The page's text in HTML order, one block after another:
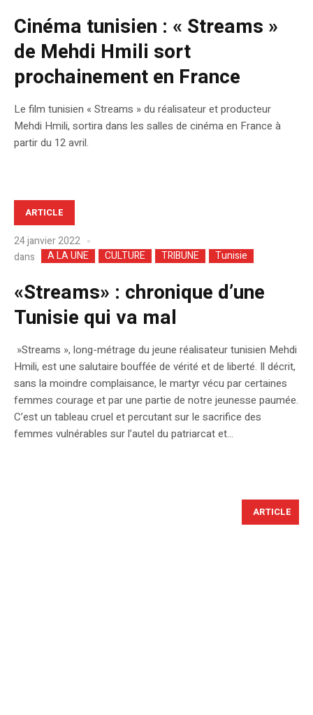
Cinéma tunisien : « Streams »
de Mehdi Hmili sort
prochainement en France
Le film tunisien « Streams » du réalisateur et producteur
Mehdi Hmili, sortira dans les salles de cinéma en France à
partir du 12 avril.
ARTICLE
24 janvier 2022
dans
A LA UNE CULTURE TRIBUNE Tunisie
«Streams» : chronique d’une
Tunisie qui va mal
»Streams », long-métrage du jeune réalisateur tunisien Mehdi
Hmili, est une salutaire bouffée de vérité et de liberté. Il décrit,
sans la moindre complaisance, le martyr vécu par certaines
femmes courage et par une partie de notre jeunesse paumée.
C’est un tableau cruel et percutant sur le sacrifice des
femmes vulnérables sur l’autel du patriarcat et...
ARTICLE